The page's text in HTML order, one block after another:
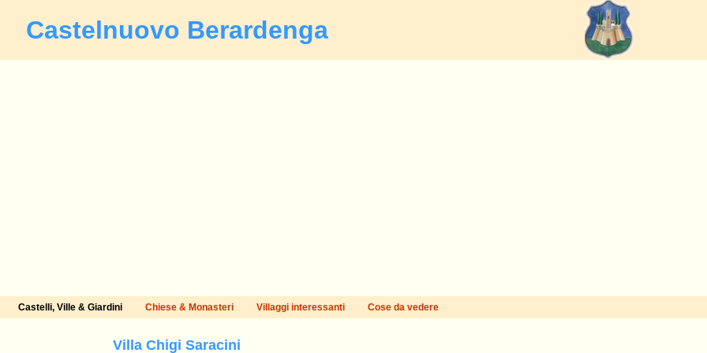
Castelnuovo Berardenga
Castelli, Ville & Giardini Chiese & Monasteri Villaggi interessanti Cose da vedere
Villa Chigi Saracini